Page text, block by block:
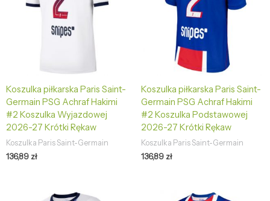
Koszulka piłkarska Paris Saint-
Germain PSG Achraf Hakimi
#2 Koszulka Wyjazdowej
2026-27 Krótki Rękaw
Koszulka Paris Saint-Germain
136,89 zł
Koszulka piłkarska Paris Saint-
Germain PSG Achraf Hakimi
#2 Koszulka Podstawowej
2026-27 Krótki Rękaw
Koszulka Paris Saint-Germain
136,89 zł